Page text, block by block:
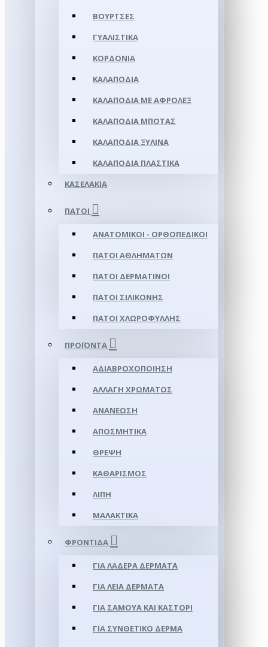
ΒΟΎΡΤΣΕΣ
ΓΥΑΛΙΣΤΙΚΆ
ΚΟΡΔΌΝΙΑ
ΚΑΛΑΠΌΔΙΑ
ΚΑΛΑΠΌΔΙΑ ΜΕ ΑΦΡΟΛΕΞ
ΚΑΛΑΠΌΔΙΑ ΜΠΌΤΑΣ
ΚΑΛΑΠΌΔΙΑ ΞΎΛΙΝΑ
ΚΑΛΑΠΌΔΙΑ ΠΛΑΣΤΙΚΆ
ΚΑΣΕΛΆΚΙΑ
ΠΆΤΟΙ
ΑΝΑΤΟΜΙΚΟΊ - ΟΡΘΟΠΕΔΙΚΟΊ
ΠΆΤΟΙ ΑΘΛΗΜΆΤΩΝ
ΠΆΤΟΙ ΔΕΡΜΆΤΙΝΟΙ
ΠΆΤΟΙ ΣΙΛΙΚΌΝΗΣ
ΠΆΤΟΙ ΧΛΩΡΟΦΎΛΛΗΣ
ΠΡΟΪΌΝΤΑ
ΑΔΙΑΒΡΟΧΟΠΟΊΗΣΗ
ΑΛΛΑΓΉ ΧΡΏΜΑΤΟΣ
ΑΝΑΝΈΩΣΗ
ΑΠΟΣΜΗΤΙΚΆ
ΘΡΈΨΗ
ΚΑΘΑΡΙΣΜΌΣ
ΛΊΠΗ
ΜΑΛΑΚΤΙΚΆ
ΦΡΟΝΤΊΔΑ
ΓΙΑ ΛΑΔΕΡΆ ΔΈΡΜΑΤΑ
ΓΙΑ ΛΕΊΑ ΔΈΡΜΑΤΑ
ΓΙΑ ΣΑΜΟΥΑ ΚΑΙ ΚΑΣΤΌΡΙ
ΓΙΑ ΣΥΝΘΕΤΙΚΌ ΔΈΡΜΑ